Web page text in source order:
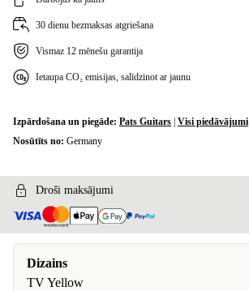
30 dienu bezmaksas atgriešana
Vismaz 12 mēnešu garantija
Ietaupa CO₂ emisijas, salīdzinot ar jaunu
Izpārdošana un piegāde: Pats Guitars Visi piedāvājumi
Nosūtīts no: Germany
Droši maksājumi
Dizains
TV Yellow